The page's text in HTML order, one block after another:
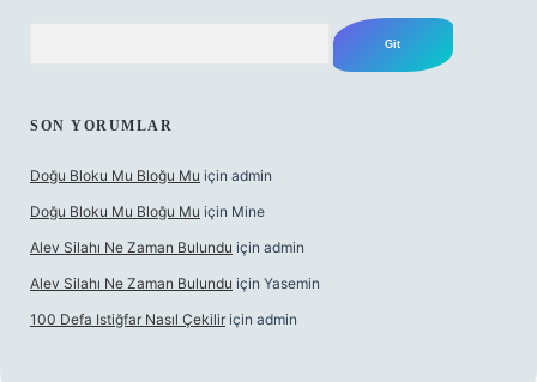
SON YORUMLAR
Doğu Bloku Mu Bloğu Mu için admin
Doğu Bloku Mu Bloğu Mu için Mine
Alev Silahı Ne Zaman Bulundu için admin
Alev Silahı Ne Zaman Bulundu için Yasemin
100 Defa Istiğfar Nasıl Çekilir için admin